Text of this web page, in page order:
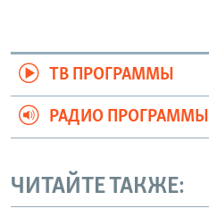
ТВ ПРОГРАММЫ
РАДИО ПРОГРАММЫ
ЧИТАЙТЕ ТАКЖЕ: